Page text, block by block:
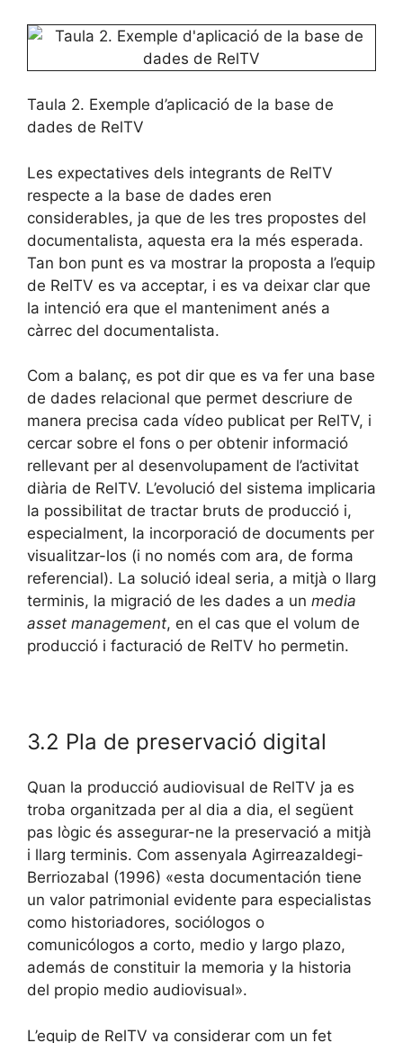
Taula 2. Exemple d’aplicació de la base de
dades de RelTV
Les expectatives dels integrants de RelTV
respecte a la base de dades eren
considerables, ja que de les tres propostes del
documentalista, aquesta era la més esperada.
Tan bon punt es va mostrar la proposta a l’equip
de RelTV es va acceptar, i es va deixar clar que
la intenció era que el manteniment anés a
càrrec del documentalista.
Com a balanç, es pot dir que es va fer una base
de dades relacional que permet descriure de
manera precisa cada vídeo publicat per RelTV, i
cercar sobre el fons o per obtenir informació
rellevant per al desenvolupament de l’activitat
diària de RelTV. L’evolució del sistema implicaria
la possibilitat de tractar bruts de producció i,
especialment, la incorporació de documents per
visualitzar-los (i no només com ara, de forma
referencial). La solució ideal seria, a mitjà o llarg
terminis, la migració de les dades a un media
asset management, en el cas que el volum de
producció i facturació de RelTV ho permetin.
3.2 Pla de preservació digital
Quan la producció audiovisual de RelTV ja es
troba organitzada per al dia a dia, el següent
pas lògic és assegurar-ne la preservació a mitjà
i llarg terminis. Com assenyala Agirreazaldegi-
Berriozabal (1996) «esta documentación tiene
un valor patrimonial evidente para especialistas
como historiadores, sociólogos o
comunicólogos a corto, medio y largo plazo,
además de constituir la memoria y la historia
del propio medio audiovisual».
L’equip de RelTV va considerar com un fet